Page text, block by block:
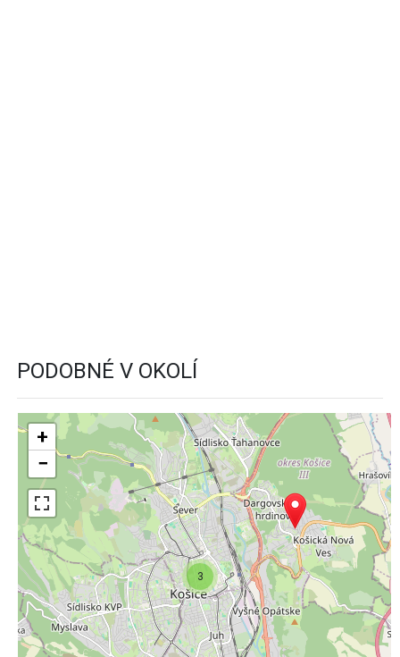
PODOBNÉ V OKOLÍ
3
+
−